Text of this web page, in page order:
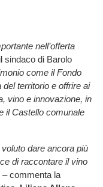
nell’offerta
sindaco di Barolo
come il Fondo
del territorio e offrire ai
vino e innovazione, in
il Castello comunale
dare ancora più
di raccontare il vino
–commenta la